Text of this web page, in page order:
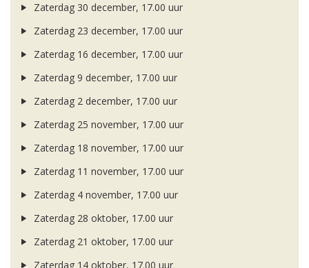
Zaterdag 30 december, 17.00 uur
Zaterdag 23 december, 17.00 uur
Zaterdag 16 december, 17.00 uur
Zaterdag 9 december, 17.00 uur
Zaterdag 2 december, 17.00 uur
Zaterdag 25 november, 17.00 uur
Zaterdag 18 november, 17.00 uur
Zaterdag 11 november, 17.00 uur
Zaterdag 4 november, 17.00 uur
Zaterdag 28 oktober, 17.00 uur
Zaterdag 21 oktober, 17.00 uur
Zaterdag 14 oktober, 17.00 uur